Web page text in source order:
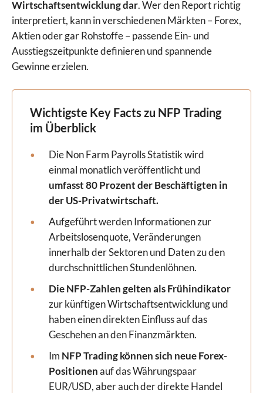
Wirtschaftsentwicklung dar. Wer den Report richtig
interpretiert, kann in verschiedenen Märkten – Forex,
Aktien oder gar Rohstoffe – passende Ein- und
Ausstiegszeitpunkte definieren und spannende
Gewinne erzielen.
Wichtigste Key Facts zu NFP Trading
im Überblick
Die Non Farm Payrolls Statistik wird
einmal monatlich veröffentlicht und
umfasst 80 Prozent der Beschäftigten in
der US-Privatwirtschaft.
Aufgeführt werden Informationen zur
Arbeitslosenquote, Veränderungen
innerhalb der Sektoren und Daten zu den
durchschnittlichen Stundenlöhnen.
Die NFP-Zahlen gelten als Frühindikator
zur künftigen Wirtschaftsentwicklung und
haben einen direkten Einfluss auf das
Geschehen an den Finanzmärkten.
Im NFP Trading können sich neue Forex-
Positionenauf das Währungspaar
EUR/USD, aber auch der direkte Handel